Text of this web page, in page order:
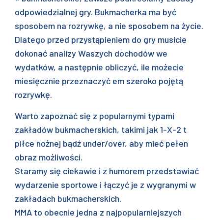
odpowiedzialnej gry. Bukmacherka ma być
sposobem na rozrywkę, a nie sposobem na życie.
Dlatego przed przystąpieniem do gry musicie
dokonać analizy Waszych dochodów we
wydatków, a następnie obliczyć, ile możecie
miesięcznie przeznaczyć em szeroko pojętą
rozrywkę.
Warto zapoznać się z popularnymi typami
zakładów bukmacherskich, takimi jak 1-X-2 t
piłce nożnej bądź under/over, aby mieć pełen
obraz możliwości.
Staramy się ciekawie i z humorem przedstawiać
wydarzenie sportowe i łączyć je z wygranymi w
zakładach bukmacherskich.
MMA to obecnie jedna z najpopularniejszych